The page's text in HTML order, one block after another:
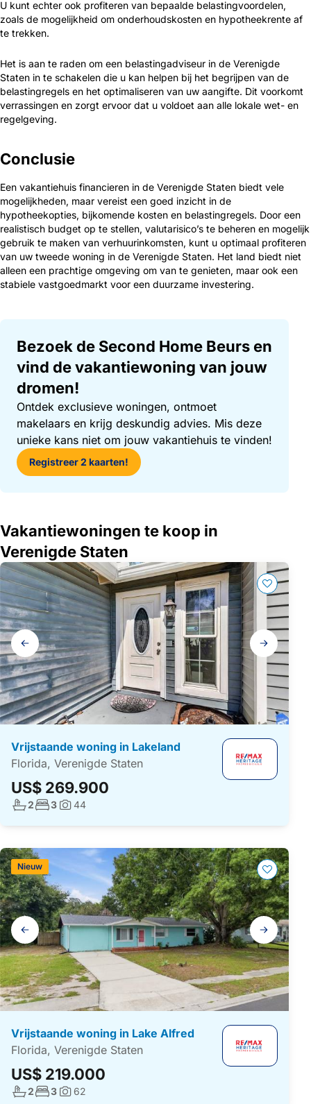
U kunt echter ook profiteren van bepaalde belastingvoordelen,
zoals de mogelijkheid om onderhoudskosten en hypotheekrente af
te trekken.
Het is aan te raden om een belastingadviseur in de Verenigde
Staten in te schakelen die u kan helpen bij het begrijpen van de
belastingregels en het optimaliseren van uw aangifte. Dit voorkomt
verrassingen en zorgt ervoor dat u voldoet aan alle lokale wet- en
regelgeving.
Conclusie
Een vakantiehuis financieren in de Verenigde Staten biedt vele
mogelijkheden, maar vereist een goed inzicht in de
hypotheekopties, bijkomende kosten en belastingregels. Door een
realistisch budget op te stellen, valutarisico’s te beheren en mogelijk
gebruik te maken van verhuurinkomsten, kunt u optimaal profiteren
van uw tweede woning in de Verenigde Staten. Het land biedt niet
alleen een prachtige omgeving om van te genieten, maar ook een
stabiele vastgoedmarkt voor een duurzame investering.
Bezoek de Second Home Beurs en
vind de vakantiewoning van jouw
dromen!
Ontdek exclusieve woningen, ontmoet
makelaars en krijg deskundig advies. Mis deze
unieke kans niet om jouw vakantiehuis te vinden!
Registreer 2 kaarten!
Vakantiewoningen te koop in
Verenigde Staten
Galerij
navigatie
Vrijstaande woning in Lakeland
Florida, Verenigde Staten
US$ 269.900
Aantal badkamers:
2Aantal slaapkamers:
3Foto's:
44
Galerij
navigatie
Vrijstaande woning in Lake Alfred
Florida, Verenigde Staten
US$ 219.000
Nieuw
Aantal badkamers:
2Aantal slaapkamers:
3Foto's:
62